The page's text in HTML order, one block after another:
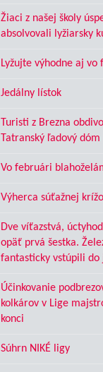
Žiaci z našej školy
absolvovali lyžiarsky
Lyžujte výhodne aj vo
Jedálny lístok
Turisti z Brezna
Tatranský ľadový dóm
Vo februári
Výherca súťažnej
Dve víťazstvá,
opäť prvá šestka.
fantasticky vstúpili do
Účinkovanie
kolkárov v Lige
konci
Súhrn NIKÉ ligy